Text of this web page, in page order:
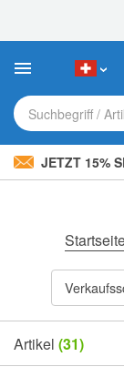
Sie:
Website
ein Suchbegriff /
JETZT 15%
Artikel (31)